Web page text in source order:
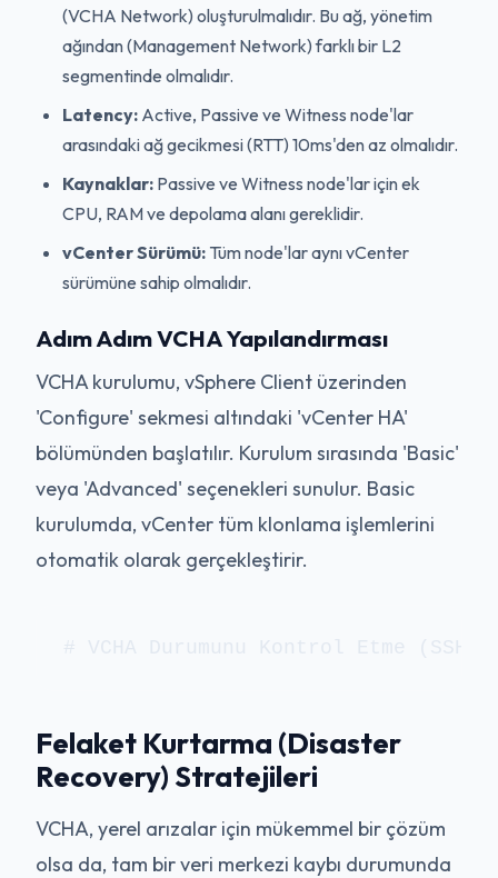
(VCHA Network) oluşturulmalıdır. Bu ağ, yönetim
ağından (Management Network) farklı bir L2
segmentinde olmalıdır.
Latency: Active, Passive ve Witness node'lar
arasındaki ağ gecikmesi (RTT) 10ms'den az olmalıdır.
Kaynaklar: Passive ve Witness node'lar için ek
CPU, RAM ve depolama alanı gereklidir.
vCenter Sürümü: Tüm node'lar aynı vCenter
sürümüne sahip olmalıdır.
Adım Adım VCHA Yapılandırması
VCHA kurulumu, vSphere Client üzerinden
'Configure' sekmesi altındaki 'vCenter HA'
bölümünden başlatılır. Kurulum sırasında 'Basic'
veya 'Advanced' seçenekleri sunulur. Basic
kurulumda, vCenter tüm klonlama işlemlerini
otomatik olarak gerçekleştirir.
Felaket Kurtarma (Disaster
Recovery) Stratejileri
VCHA, yerel arızalar için mükemmel bir çözüm
olsa da, tam bir veri merkezi kaybı durumunda